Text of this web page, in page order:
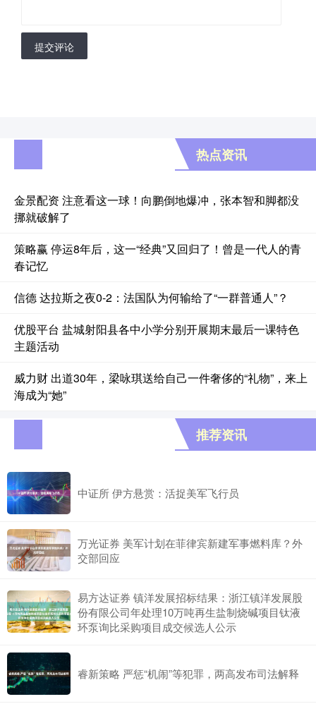
提交评论
热点资讯
金景配资 注意看这一球！向鹏倒地爆冲，张本智和脚都没
挪就破解了
策略赢 停运8年后，这一“经典”又回归了！曾是一代人的青
春记忆
信德 达拉斯之夜0-2：法国队为何输给了“一群普通人”？
优股平台 盐城射阳县各中小学分别开展期末最后一课特色
主题活动
威力财 出道30年，梁咏琪送给自己一件奢侈的“礼物”，来上
海成为“她”
推荐资讯
中证所 伊方悬赏：活捉美军飞行员
万光证券 美军计划在菲律宾新建军事燃料库？外
交部回应
易方达证券 镇洋发展招标结果：浙江镇洋发展股
份有限公司年处理10万吨再生盐制烧碱项目钛液
环泵询比采购项目成交候选人公示
睿新策略 严惩“机闹”等犯罪，两高发布司法解释